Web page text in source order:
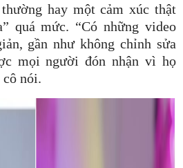
hay một cảm xúc thật
quá mức. “Có những video
gần như không chỉnh sửa
mọi người đón nhận vì họ
cô nói.